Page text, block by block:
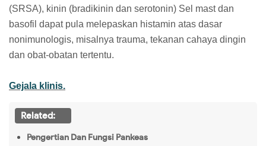
(SRSA), kinin (bradikinin dan serotonin) Sel mast dan
basofil dapat pula melepaskan histamin atas dasar
nonimunologis, misalnya trauma, tekanan cahaya dingin
dan obat-obatan tertentu.
Gejala klinis.
Related:
Pengertian Dan Fungsi Pankeas